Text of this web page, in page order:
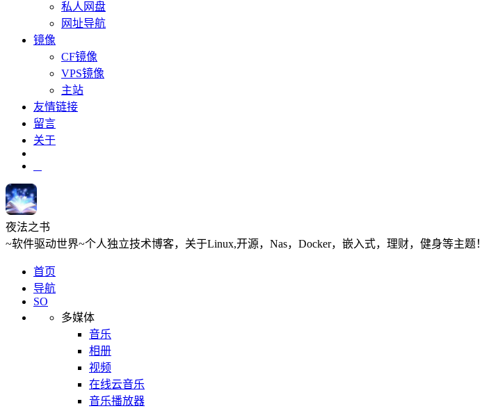
私人网盘
网址导航
镜像
CF镜像
VPS镜像
主站
友情链接
留言
关于
夜法之书
~软件驱动世界~个人独立技术博客，关于Linux,开源，Nas，Docker，嵌入式，理财，健身等主题！
首页
导航
SO
多媒体
音乐
相册
视频
在线云音乐
音乐播放器